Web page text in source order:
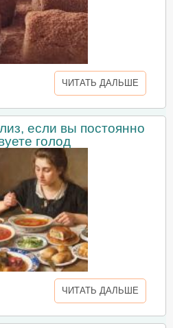
ЧИТАТЬ ДАЛЬШЕ
если вы постоянно
голод
ЧИТАТЬ ДАЛЬШЕ